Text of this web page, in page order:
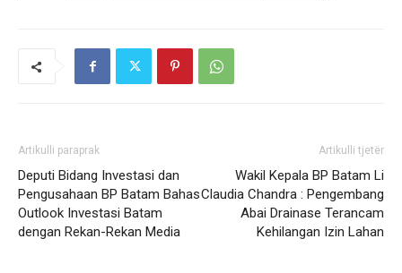
Artikulli paraprak
Deputi Bidang Investasi dan
Pengusahaan BP Batam Bahas
Outlook Investasi Batam
dengan Rekan-Rekan Media
Artikulli tjetër
Wakil Kepala BP Batam Li
Claudia Chandra : Pengembang
Abai Drainase Terancam
Kehilangan Izin Lahan